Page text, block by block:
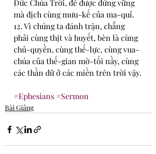
Đức Chúa Trời, để được đứng vững
mà địch cùng mưu-kế của ma-quỉ.
12. Vì chúng ta đánh trận, chẳng
phải cùng thịt và huyết, bèn là cùng
chủ-quyền, cùng thế-lực, cùng vua-
chúa của thế-gian mờ-tối nầy, cùng
các thần dữ ở các miền trên trời vậy.
#Ephesians #Sermon
Bài Giảng